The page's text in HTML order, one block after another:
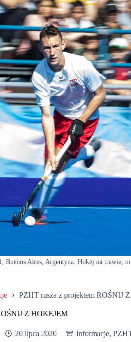
Buenos Aires, Argentyna. Hokej na trawie,
PZHT rusza z projektem ROŚNIJ
Z HOKEJEM
20 lipca 2020 Informacje,